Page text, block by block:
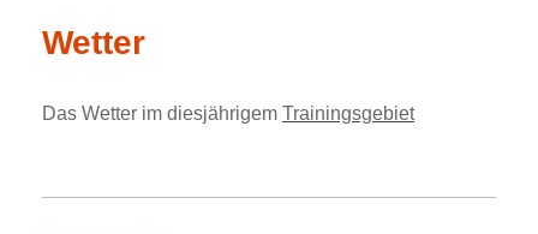
Wetter
Das Wetter im diesjährigem Trainingsgebiet